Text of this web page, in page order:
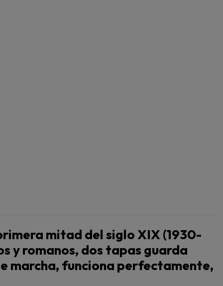
mitad del siglo XIX (1930-
y romanos, dos tapas guarda
marcha, funciona perfectamente,